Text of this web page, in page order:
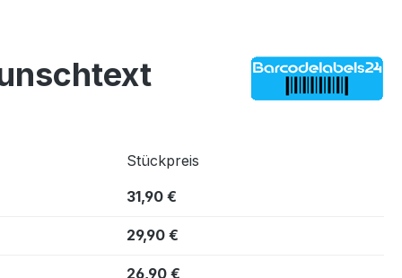
Stückpreis
31,90 €
29,90 €
26,90 €